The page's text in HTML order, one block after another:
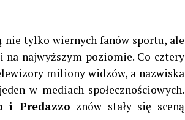
tylko wiernych fanów sportu, ale
najwyższym poziomie. Co cztery
miliony widzów, a nazwiska
w mediach społecznościowych.
i Predazzo znów stały się sceną